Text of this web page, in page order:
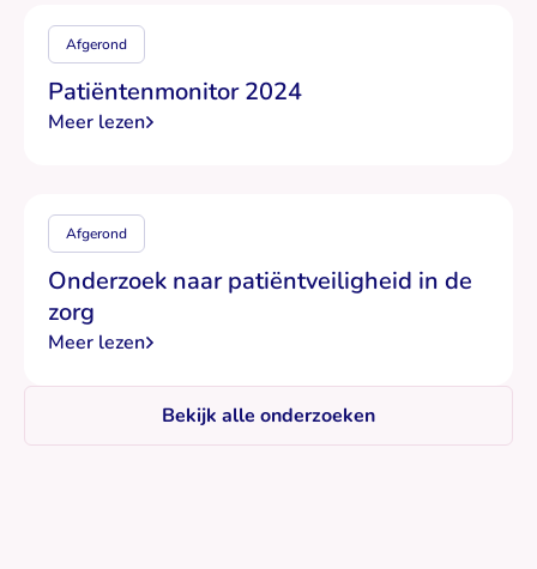
Patiëntenmonitor 2024
Meer lezen
Afgerond
Onderzoek naar patiëntveiligheid in de
zorg
Meer lezen
Afgerond
Bekijk alle onderzoeken